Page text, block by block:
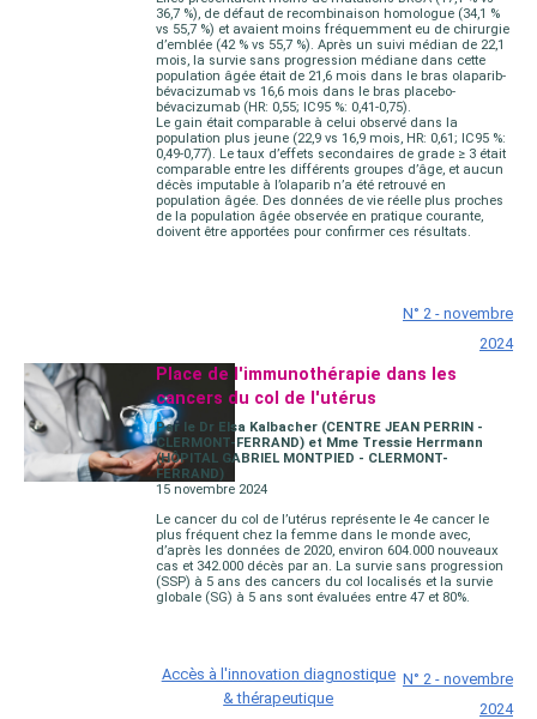
36,7 %), de défaut de recombinaison homologue (34,1 %
vs 55,7 %) et avaient moins fréquemment eu de chirurgie
d’emblée (42 % vs 55,7 %). Après un suivi médian de 22,1
mois, la survie sans progression médiane dans cette
population âgée était de 21,6 mois dans le bras olaparib-
bévacizumab vs 16,6 mois dans le bras placebo-
bévacizumab (HR: 0,55; IC95 %: 0,41-0,75).
Le gain était comparable à celui observé dans la
population plus jeune (22,9 vs 16,9 mois, HR: 0,61; IC95 %:
0,49-0,77). Le taux d’effets secondaires de grade ≥ 3 était
comparable entre les différents groupes d’âge, et aucun
décès imputable à l’olaparib n’a été retrouvé en
population âgée. Des données de vie réelle plus proches
de la population âgée observée en pratique courante,
doivent être apportées pour confirmer ces résultats.
N° 2 - novembre
2024
Place de l'immunothérapie dans les
cancers du col de l'utérus
Par le Dr Elsa Kalbacher (CENTRE JEAN PERRIN -
CLERMONT-FERRAND) et Mme Tressie Herrmann
(HÔPITAL GABRIEL MONTPIED - CLERMONT-
FERRAND)
15 novembre 2024
Le cancer du col de l’utérus représente le 4e cancer le
plus fréquent chez la femme dans le monde avec,
d’après les données de 2020, environ 604.000 nouveaux
cas et 342.000 décès par an. La survie sans progression
(SSP) à 5 ans des cancers du col localisés et la survie
globale (SG) à 5 ans sont évaluées entre 47 et 80%.
Accès à l'innovation diagnostique
& thérapeutique
N° 2 - novembre
2024